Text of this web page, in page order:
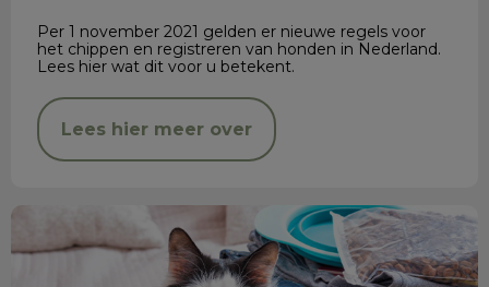
Per 1 november 2021 gelden er nieuwe regels voor
het chippen en registreren van honden in Nederland.
Lees hier wat dit voor u betekent.
Lees hier meer over
Vakantiechecklist